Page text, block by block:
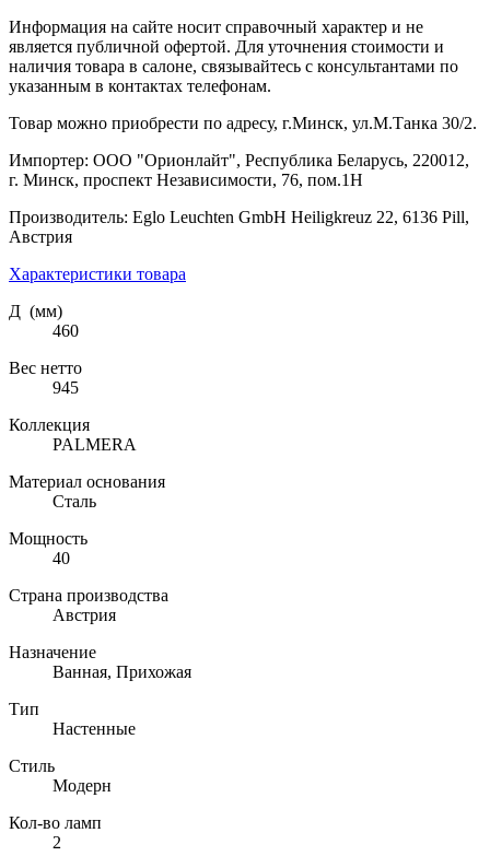
Информация на сайте носит справочный характер и не
является публичной офертой. Для уточнения стоимости и
наличия товара в салоне, связывайтесь с консультантами по
указанным в контактах телефонам.
Товар можно приобрести по адресу, г.Минск, ул.М.Танка 30/2.
Импортер: ООО "Орионлайт", Республика Беларусь, 220012,
г. Минск, проспект Независимости, 76, пом.1Н
Производитель: Eglo Leuchten GmbH Heiligkreuz 22, 6136 Pill,
Австрия
Характеристики товара
Д (мм)
460
Вес нетто
945
Коллекция
PALMERA
Материал основания
Сталь
Мощность
40
Страна производства
Австрия
Назначение
Ванная, Прихожая
Тип
Настенные
Стиль
Модерн
Кол-во ламп
2